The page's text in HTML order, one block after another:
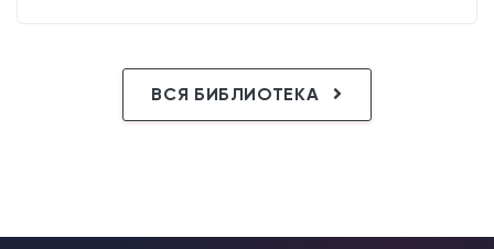
ВСЯ БИБЛИОТЕКА